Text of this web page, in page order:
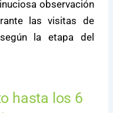
observación
las visitas de
la etapa del
hasta los 6